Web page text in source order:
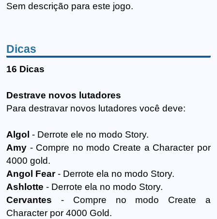
Sem descrição para este jogo.
Dicas
16 Dicas
Destrave novos lutadores
Para destravar novos lutadores você deve:
Algol - Derrote ele no modo Story.
Amy - Compre no modo Create a Character por
4000 gold.
Angol Fear- Derrote ela no modo Story.
Ashlotte - Derrote ela no modo Story.
Cervantes - Compre no modo Create a
Character por 4000 Gold.